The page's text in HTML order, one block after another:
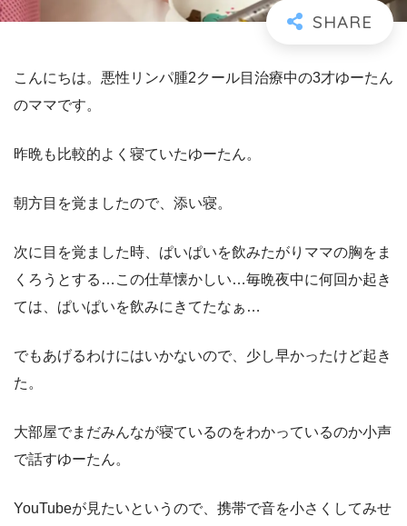
こんにちは。悪性リンパ腫2クール目治療中の3才ゆーたん
のママです。
昨晩も比較的よく寝ていたゆーたん。
朝方目を覚ましたので、添い寝。
次に目を覚ました時、ぱいぱいを飲みたがりママの胸をま
くろうとする…この仕草懐かしい…毎晩夜中に何回か起き
ては、ぱいぱいを飲みにきてたなぁ…
でもあげるわけにはいかないので、少し早かったけど起き
た。
大部屋でまだみんなが寝ているのをわかっているのか小声
で話すゆーたん。
YouTubeが見たいというので、携帯で音を小さくしてみせ